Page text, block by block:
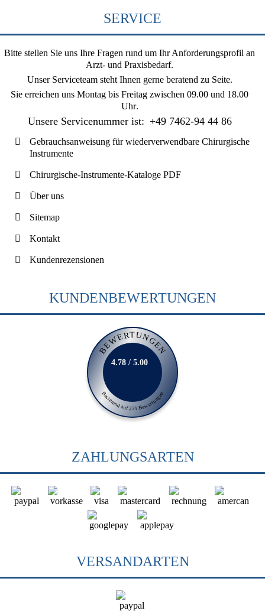
SERVICE
Bitte stellen Sie uns Ihre Fragen rund um Ihr Anforderungsprofil an
Arzt- und Praxisbedarf.
Unser Serviceteam steht Ihnen gerne beratend zu Seite.
Sie erreichen uns Montag bis Freitag zwischen 09.00 und 18.00
Uhr.
Unsere Servicenummer ist: +49 7462-94 44 86
Gebrauchsanweisung für wiederverwendbare Chirurgische
Instrumente
Chirurgische-Instrumente-Kataloge PDF
Über uns
Sitemap
Kontakt
Kundenrezensionen
KUNDENBEWERTUNGEN
BEWERTUNGEN
Basierend auf 231 Bewertungen
4.78 / 5.00
ZAHLUNGSARTEN
VERSANDARTEN